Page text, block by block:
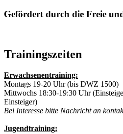
Gefördert durch die Freie
Trainingszeiten
Erwachsenentraining:
Montags 19-20 Uhr (bis DWZ 1500)
Mittwochs 18:30-19:30 Uhr
Einsteiger)
Bei Interesse bitte Nachricht an
Jugendtraining: